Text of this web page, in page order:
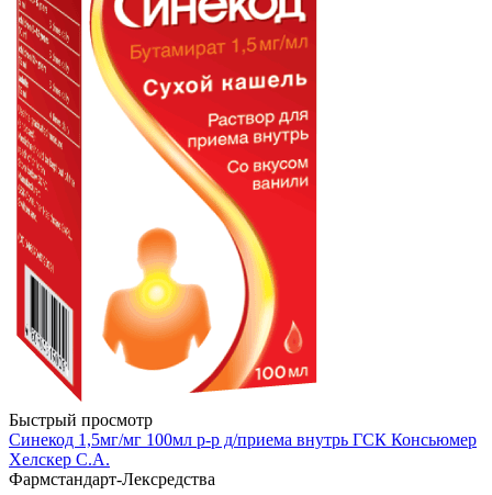
Быстрый просмотр
Синекод 1,5мг/мг 100мл р-р д/приема внутрь ГСК Консьюмер
Хелскер С.А.
Фармстандарт-Лексредства